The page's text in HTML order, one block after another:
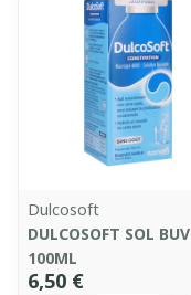
Dulcosoft
DULCOSOFT SOL BUV
100ML
6,50 €